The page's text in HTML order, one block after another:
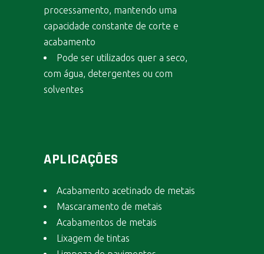
processamento, mantendo uma
capacidade constante de corte e
acabamento
Pode ser utilizados quer a seco,
com água, detergentes ou com
solventes
APLICAÇÕES
Acabamento acetinado de metais
Mascaramento de metais
Acabamentos de metais
Lixagem de tintas